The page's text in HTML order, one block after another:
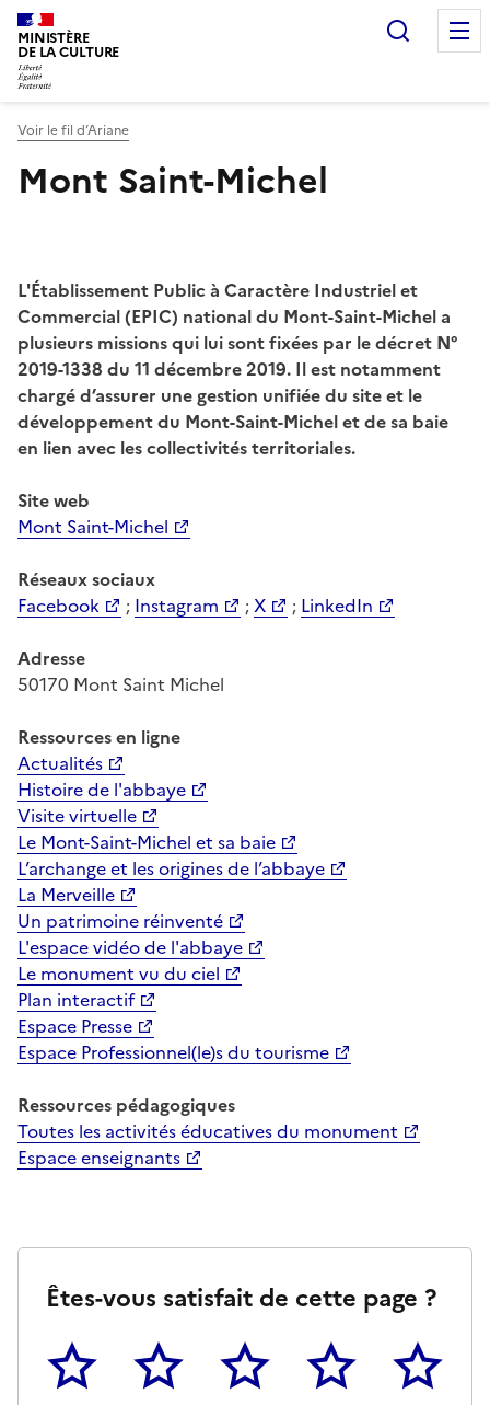
MINISTÈRE
DE LA CULTURE
Voir le fil d’Ariane
Mont Saint-Michel
L'Établissement Public à Caractère Industriel et
Commercial (EPIC) national du Mont-Saint-Michel a
plusieurs missions qui lui sont fixées par le décret N°
2019-1338 du 11 décembre 2019. Il est notamment
chargé d’assurer une gestion unifiée du site et le
développement du Mont-Saint-Michel et de sa baie
en lien avec les collectivités territoriales.
Site web
Mont Saint-Michel
Réseaux sociaux
Facebook
; Instagram ;X ; LinkedIn
Adresse
50170 Mont Saint Michel
Ressourcesen ligne
Actualités
Histoire de l'abbaye
Visite virtuelle
Le Mont-Saint-Michel et sa baie
L’archange et les origines de l’abbaye
La Merveille
Un patrimoine réinventé
L'espace vidéo de l'abbaye
Le monument vu du ciel
Plan interactif
Espace Presse
Espace Professionnel(le)s du tourisme
Ressources pédagogiques
Toutes les activités éducatives du monument
Espace enseignants
Êtes-vous satisfait de cette page ?
1 2 3 4 5